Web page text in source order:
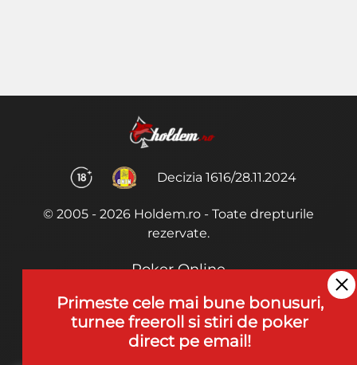
Decizia 1616/28.11.2024
© 2005 - 2026 Holdem.ro - Toate drepturile
rezervate.
Poker Online
Termeni si Conditii
Joaca Poker
Primeste cele mai bune bonusuri,
turnee freeroll si stiri de poker
direct pe email!